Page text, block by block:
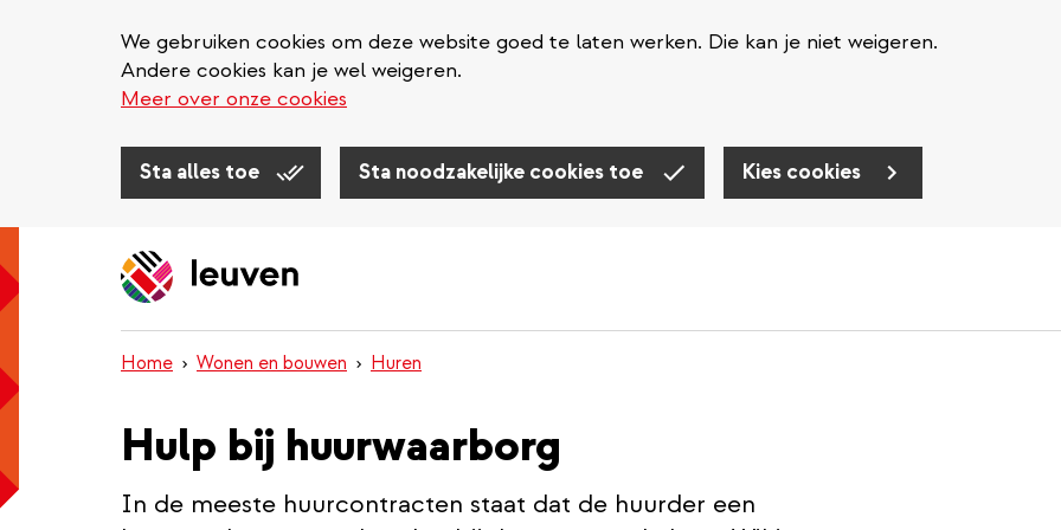
We gebruiken cookies om deze website goed te laten werken. Die kan je niet weigeren.
Andere cookies kan je wel weigeren.
Meer over onze cookies
Sta alles toe Sta noodzakelijke cookies toe Kies cookies
Home Wonen en bouwen Huren
Hulp bij huurwaarborg
In de meeste huurcontracten staat dat de huurder een